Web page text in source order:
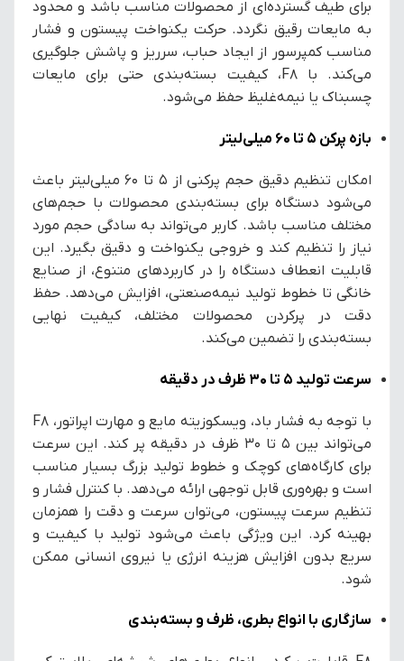
برای طیف گسترده‌ای از محصولات مناسب باشد و محدود
به مایعات رقیق نگردد. حرکت یکنواخت پیستون و فشار
مناسب کمپرسور از ایجاد حباب، سرریز و پاشش جلوگیری
می‌کند. با F8، کیفیت بسته‌بندی حتی برای مایعات
چسبناک یا نیمه‌غلیظ حفظ می‌شود.
بازه پرکن ۵ تا ۶۰ میلی‌لیتر
امکان تنظیم دقیق حجم پرکنی از ۵ تا ۶۰ میلی‌لیتر باعث
می‌شود دستگاه برای بسته‌بندی محصولات با حجم‌های
مختلف مناسب باشد. کاربر می‌تواند به سادگی حجم مورد
نیاز را تنظیم کند و خروجی یکنواخت و دقیق بگیرد. این
قابلیت انعطاف دستگاه را در کاربردهای متنوع، از صنایع
خانگی تا خطوط تولید نیمه‌صنعتی، افزایش می‌دهد. حفظ
دقت در پرکردن محصولات مختلف، کیفیت نهایی
بسته‌بندی را تضمین می‌کند.
سرعت تولید ۵ تا ۳۰ ظرف در دقیقه
با توجه به فشار باد، ویسکوزیته مایع و مهارت اپراتور، F8
می‌تواند بین ۵ تا ۳۰ ظرف در دقیقه پر کند. این سرعت
برای کارگاه‌های کوچک و خطوط تولید بزرگ بسیار مناسب
است و بهره‌وری قابل توجهی ارائه می‌دهد. با کنترل فشار و
تنظیم سرعت پیستون، می‌توان سرعت و دقت را همزمان
بهینه کرد. این ویژگی باعث می‌شود تولید با کیفیت و
سریع بدون افزایش هزینه انرژی یا نیروی انسانی ممکن
شود.
سازگاری با انواع بطری، ظرف و بسته‌بندی